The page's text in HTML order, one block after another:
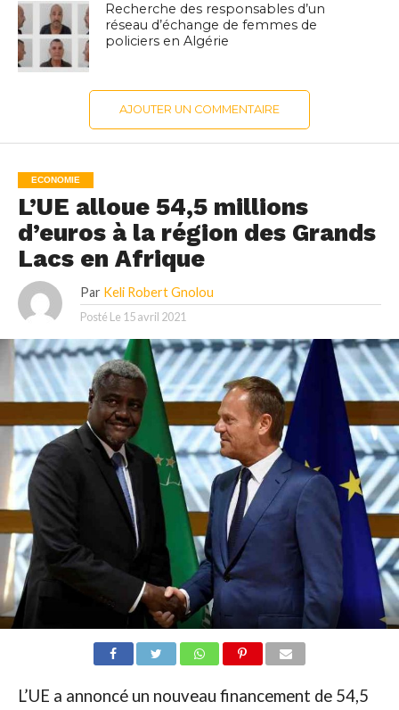
Recherche des responsables d’un
réseau d’échange de femmes de
policiers en Algérie
AJOUTER UN COMMENTAIRE
ECONOMIE
L’UE alloue 54,5 millions
d’euros à la région des Grands
Lacs en Afrique
Par Keli Robert Gnolou
Posté Le 15 avril 2021
L’UE a annoncé un nouveau financement de 54,5